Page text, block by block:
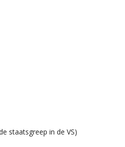
staatsgreep in de VS)